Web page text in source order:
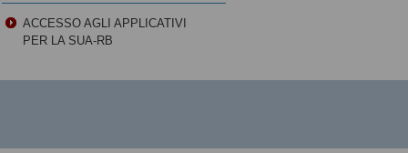
ACCESSO AGLI APPLICATIVI
PER LA SUA-RB